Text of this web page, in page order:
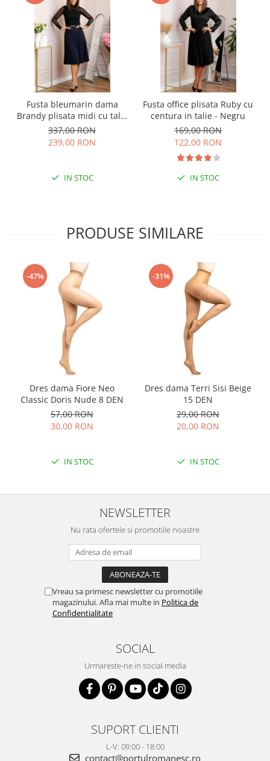
Fusta bleumarin dama
Brandy plisata midi cu talie
elastica
337,00 RON
239,00 RON
IN STOC
Fusta office plisata Ruby cu
centura in talie - Negru
169,00 RON
122,00 RON
IN STOC
PRODUSE SIMILARE
-47%
Dres dama Fiore Neo
Classic Doris Nude 8 DEN
57,00 RON
30,00 RON
IN STOC
-31%
Dres dama Terri Sisi Beige
15 DEN
29,00 RON
20,00 RON
IN STOC
NEWSLETTER
Nu rata ofertele si promotiile noastre
Vreau sa primesc newsletter cu promotiile
magazinului. Afla mai multe in Politica de
Confidentialitate
SOCIAL
Urmareste-ne in social media
SUPORT CLIENTI
L-V: 09:00 - 18:00
contact@portulromanesc.ro